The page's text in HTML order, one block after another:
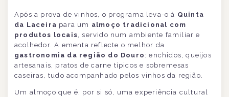
Após a prova de vinhos, o programa leva-o à Quinta
da Laceira para um almoço tradicional com
produtos locais, servido num ambiente familiar e
acolhedor. A ementa reflecte o melhor da
gastronomia da região do Douro : enchidos, queijos
artesanais, pratos de carne típicos e sobremesas
caseiras, tudo acompanhado pelos vinhos da região.
Um almoço que é, por si só, uma experiência cultural